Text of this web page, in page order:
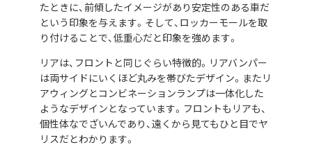
たときに、前傾したイメージがあり安定性のある車だ
という印象を与えます。そして、ロッカーモールを取
り付けることで、低重心だと印象を強めます。
リアは、フロントと同じぐらい特徴的。リアバンパー
は両サイドにいくほど丸みを帯びたデザイン。またリ
アウィングとコンビネーションランプは一体化した
ようなデザインとなっています。フロントもリアも、
個性体なでざいんであり、遠くから見てもひと目でヤ
リスだとわかります。